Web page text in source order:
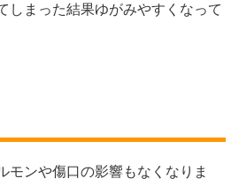
しまった結果ゆがみやすくなって
モンや傷口の影響もなくなりま